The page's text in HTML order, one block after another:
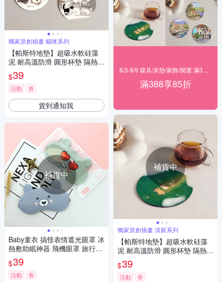
獨家原創插畫 貓咪系列
【帕斯特地墊】超吸水軟硅藻
泥 耐高溫防滑 圓形杯墊 隔熱墊
杯碗墊10*10cm(多款任選/原創
插畫)
$39
活動 券
貨到通知我
補貨中
Baby童衣 搞怪表情遮光眼罩 冰
熱敷助眠神器 飛機眼罩 旅行眼
罩 休息眼罩 午睡眼罩 11825
$39
活動 券
滿388享85折
補貨中
獨家原創插畫 清新系列
【帕斯特地墊】超吸水軟硅藻
泥 耐高溫防滑 圓形杯墊 隔熱墊
杯碗墊10*10cm(多款任選/清新
風)
$39
活動 券